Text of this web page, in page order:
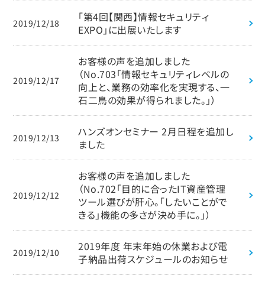
2019/12/18
「第4回【関西】情報セキュリティ
EXPO」に出展いたします
2019/12/17
お客様の声を追加しました
（No.703「情報セキュリティレベルの
向上と、業務の効率化を実現する、一
石二鳥の効果が得られました。」）
2019/12/13
ハンズオンセミナー 2月日程を追加し
ました
2019/12/12
お客様の声を追加しました
（No.702「目的に合ったIT資産管理
ツール選びが肝心。「したいことがで
きる」機能の多さが決め手に。」）
2019/12/10
2019年度 年末年始の休業および電
子納品出荷スケジュールのお知らせ